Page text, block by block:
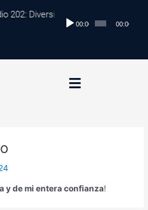
202: Diversificación Global:
Reproductor
00:00 00:00
y de mi entera confianza!